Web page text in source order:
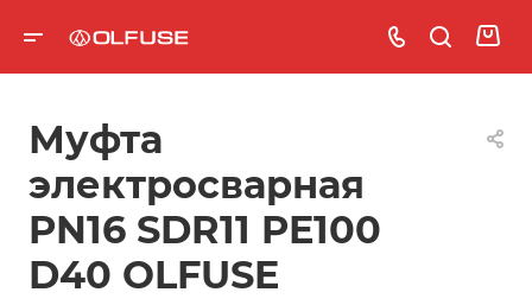
Муфта
электросварная
PN16 SDR11 PE100
D40 OLFUSE